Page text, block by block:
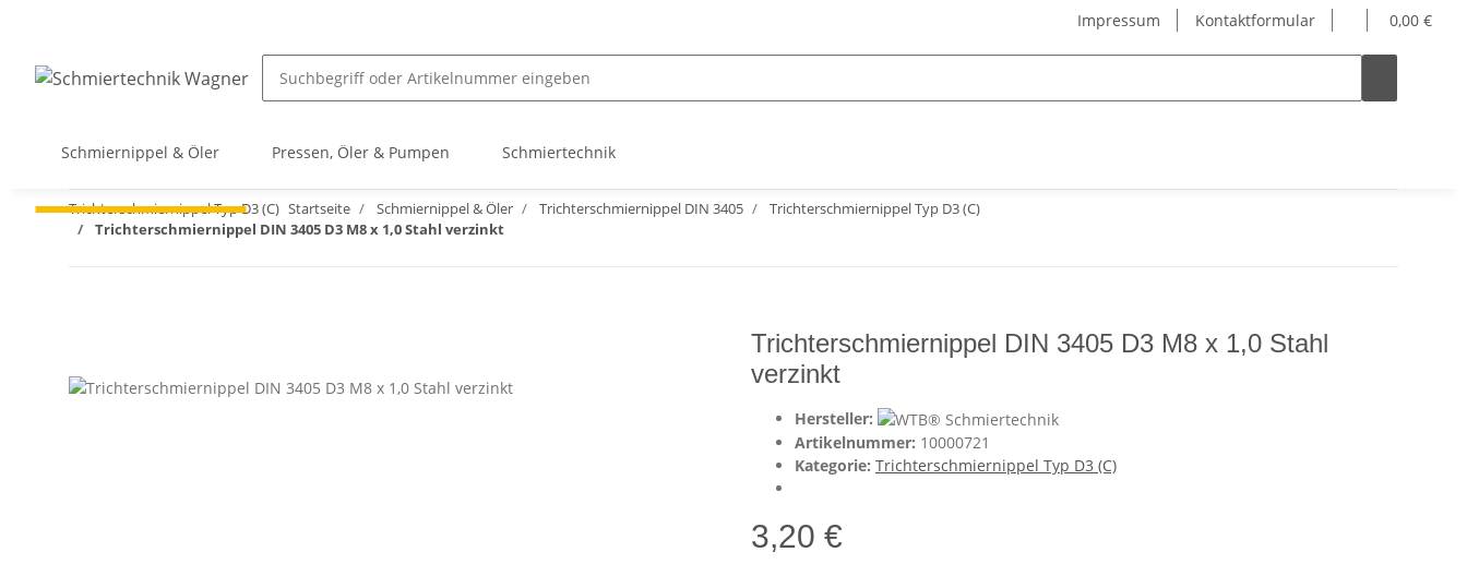
Impressum Kontaktformular 0,00 €
Schmiernippel & Öler Pressen, Öler & Pumpen Schmiertechnik
Trichterschmiernippel Typ D3 (C) Startseite Schmiernippel & Öler Trichterschmiernippel DIN 3405
Trichterschmiernippel Typ D3 (C)
Trichterschmiernippel DIN 3405 D3 M8 x 1,0 Stahl verzinkt
Trichterschmiernippel DIN 3405 D3 M8 x 1,0 Stahl
verzinkt
Hersteller:
Artikelnummer: 10000721
Kategorie: Trichterschmiernippel Typ D3 (C)
3,20 €